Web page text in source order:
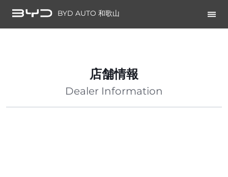
BYD AUTO 和歌山
店舗情報
Dealer Information